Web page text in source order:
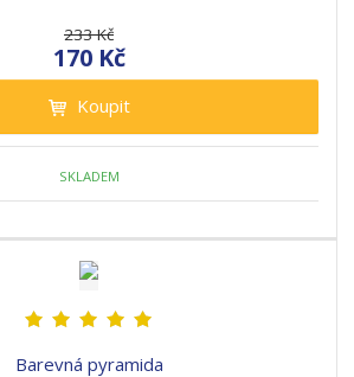
233 Kč
170 Kč
Koupit
SKLADEM
Barevná pyramida